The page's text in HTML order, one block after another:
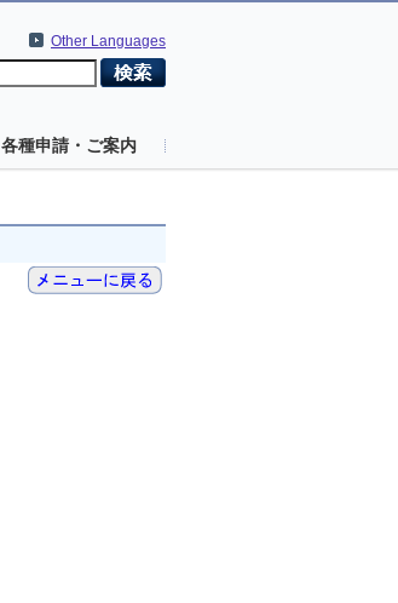
Other Languages
各種申請・ご案内